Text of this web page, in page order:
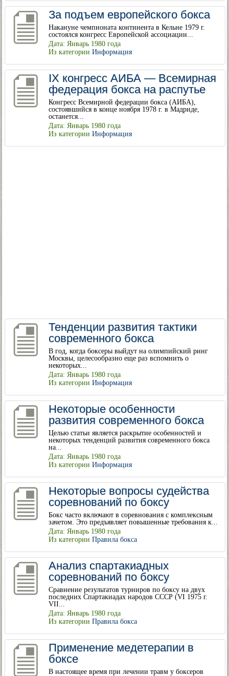
За подъем европейского бокса
Накануне чемпионата континента в Кельне 1979 г.
состоялся конгресс Европейской ассоциации...
Дата: Январь 1980 года
Из категории Информация
IX конгресс АИБА — Всемирная
федерация бокса на распутье
Конгресс Всемирной федерации бокса (АИБА),
состоявшийся в конце ноября 1978 г. в Мадриде,
останется...
Дата: Январь 1980 года
Из категории Информация
Тенденции развития тактики
современного бокса
В год, когда боксеры выйдут на олимпийский ринг
Москвы, целесообразно еще раз вспомнить о
некоторых...
Дата: Январь 1980 года
Из категории Информация
Некоторые особенности
развития современного бокса
Целью статьи является раскрытие особенностей и
некоторых тенденций развития современного бокса
на...
Дата: Январь 1980 года
Из категории Информация
Некоторые вопросы судейства
соревнований по боксу
Бокс часто включают в соревнования с комплексным
зачетом. Это предъявляет повышенные требования к...
Дата: Январь 1980 года
Из категории Правила бокса
Анализ спартакиадных
соревнований по боксу
Сравнение результатов турниров по боксу на двух
последних Спартакиадах народов СССР (VI 1975 г.
VII...
Дата: Январь 1980 года
Из категории Правила бокса
Применение медетерапии в
боксе
В настоящее время при лечении травм у боксеров